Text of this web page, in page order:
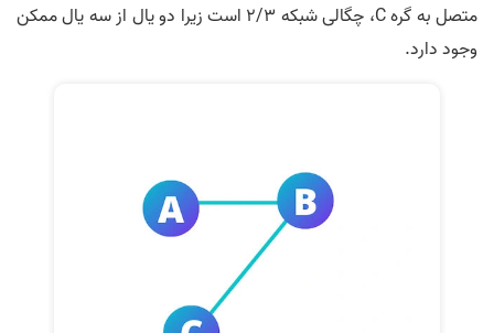
متصل به گره C، چگالی شبکه 2/3 است زیرا دو یال از سه یال ممکن
وجود دارد.